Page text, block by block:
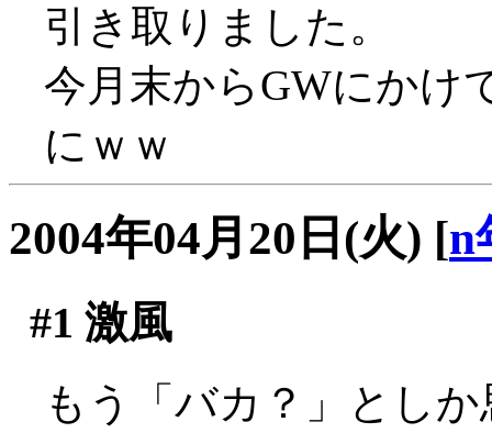
引き取りました。
今月末からGWにかけ
にｗｗ
2004年04月20日(火) [n
#1 激風
もう「バカ？」とし